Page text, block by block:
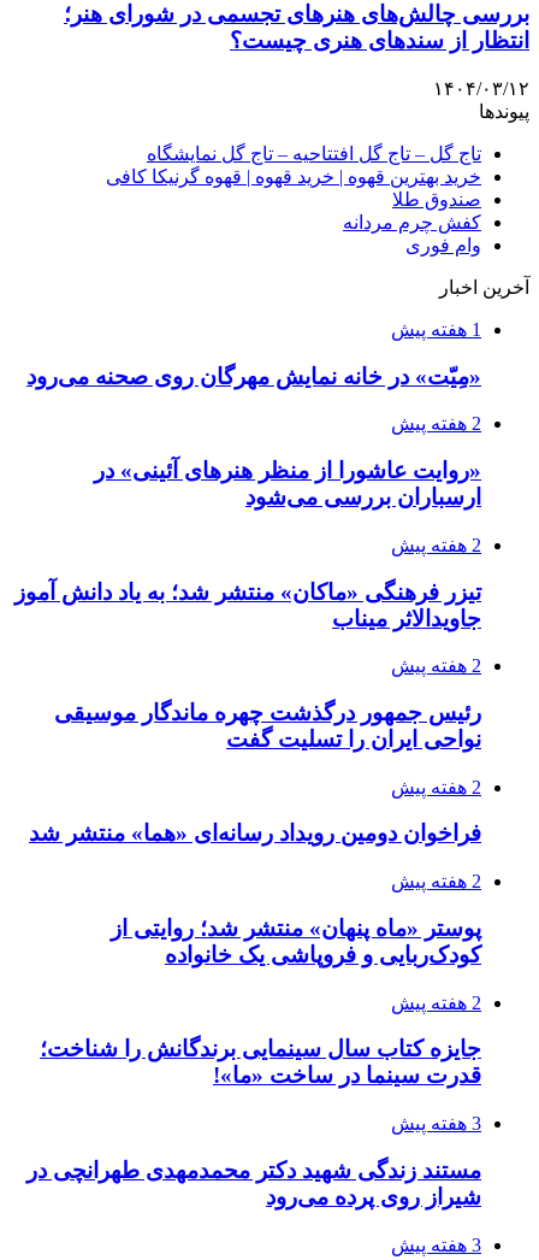
بررسی چالش‌های هنرهای تجسمی در شورای هنر؛
انتظار از سندهای هنری چیست؟
۱۴۰۴/۰۳/۱۲
پیوندها
تاج گل – تاج گل افتتاحیه – تاج گل نمایشگاه
خرید بهترین قهوه | خرید قهوه | قهوه گرنیکا کافی
صندوق طلا
کفش چرم مردانه
وام فوری
آخرین اخبار
1 هفته پیش
«مِیّت» در خانه نمایش مهرگان روی صحنه می‌رود
2 هفته پیش
«روایت عاشورا از منظر هنرهای آئینی» در
ارسباران بررسی می‌شود
2 هفته پیش
تیزر فرهنگی «ماکان» منتشر شد؛ به یاد دانش آموز
جاویدالاثر میناب
2 هفته پیش
رئیس جمهور درگذشت چهره ماندگار موسیقی
نواحی ایران را تسلیت گفت
2 هفته پیش
فراخوان دومین رویداد رسانه‌ای «هما» منتشر شد
2 هفته پیش
پوستر «ماه پنهان» منتشر شد؛ روایتی از
کودک‌ربایی و فروپاشی یک خانواده
2 هفته پیش
جایزه کتاب سال سینمایی برندگانش را شناخت؛
قدرت سینما در ساخت «ما»!
3 هفته پیش
مستند زندگی شهید دکتر محمدمهدی طهرانچی در
شیراز روی پرده می‌رود
3 هفته پیش